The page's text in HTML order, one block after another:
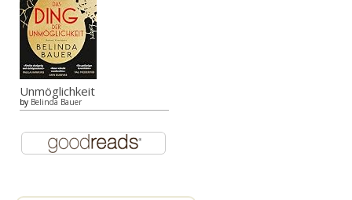
Unmöglichkeit
by Belinda Bauer